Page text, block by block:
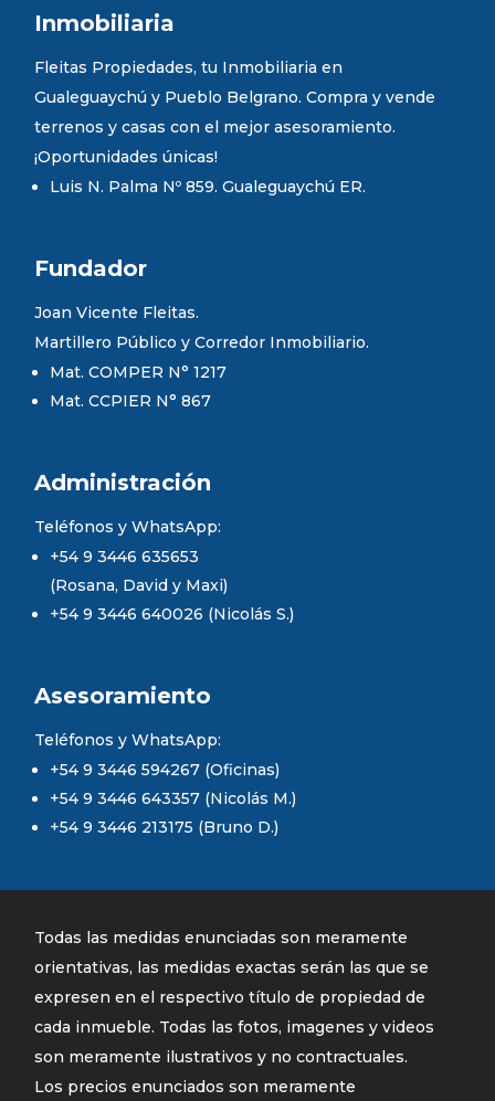
Inmobiliaria
Fleitas Propiedades, tu Inmobiliaria en
Gualeguaychú y Pueblo Belgrano. Compra y vende
terrenos y casas con el mejor asesoramiento.
¡Oportunidades únicas!
Luis N. Palma Nº 859. Gualeguaychú ER.
Fundador
Joan Vicente Fleitas.
Martillero Público y Corredor Inmobiliario.
Mat. COMPER N° 1217
Mat. CCPIER N° 867
Administración
Teléfonos y WhatsApp:
+54 9 3446 635653
(Rosana, David y Maxi)
+54 9 3446 640026 (Nicolás S.)
Asesoramiento
Teléfonos y WhatsApp:
+54 9 3446 594267 (Oficinas)
+54 9 3446 643357 (Nicolás M.)
+54 9 3446 213175 (Bruno D.)
Todas las medidas enunciadas son meramente
orientativas, las medidas exactas serán las que se
expresen en el respectivo título de propiedad de
cada inmueble. Todas las fotos, imagenes y videos
son meramente ilustrativos y no contractuales.
Los precios enunciados son meramente